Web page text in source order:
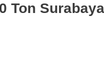
Ton Surabaya